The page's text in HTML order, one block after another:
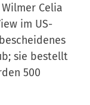
Celia
im US-
sie bestellt
500